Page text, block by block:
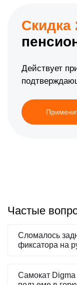
Скидка
Действует
Частые
Сломалось
фиксатора на
Самокат Digma